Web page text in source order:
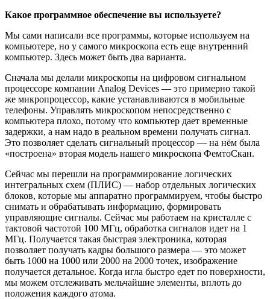
Какое программное обеспечение вы используете?
Мы сами написали все программы, которые используем на
компьютере, но у самого микроскопа есть еще внутренний
компьютер. Здесь может быть два варианта.
Сначала мы делали микроскопы на цифровом сигнальном
процессоре компании Analog Devices — это примерно такой
же микропроцессор, какие устанавливаются в мобильные
телефоны. Управлять микроскопом непосредственно с
компьютера плохо, потому что компьютер дает временные
задержки, а нам надо в реальном времени получать сигнал.
Это позволяет сделать сигнальный процессор — на нём была
«построена» вторая модель нашего микроскопа ФемтоСкан.
Сейчас мы перешли на программирование логических
интегральных схем (ПЛИС) — набор отдельных логических
блоков, которые мы аппаратно программируем, чтобы быстро
снимать и обрабатывать информацию, формировать
управляющие сигналы. Сейчас мы работаем на кристалле с
тактовой частотой 100 МГц, обработка сигналов идет на 1
МГц. Получается такая быстрая электроника, которая
позволяет получать кадры большого размера — это может
быть 1000 на 1000 или 2000 на 2000 точек, изображение
получается детальное. Когда игла быстро едет по поверхности,
мы можем отслеживать мельчайшие элементы, вплоть до
положения каждого атома.